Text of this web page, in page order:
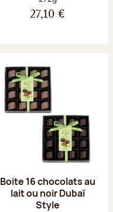
27,10 €
Boite 16 chocolats au
lait ou noir Dubaï
Style